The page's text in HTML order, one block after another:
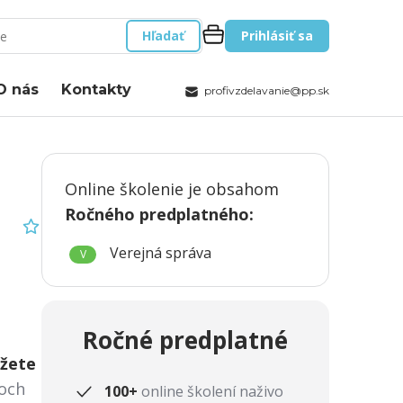
Hľadať Prihlásiť sa
nás Kontakty profivzdelavanie@pp.sk
Online školenie je obsahom
Ročného predplatného:
V Verejná správa
Ročné predplatné
100+ online školení naživo